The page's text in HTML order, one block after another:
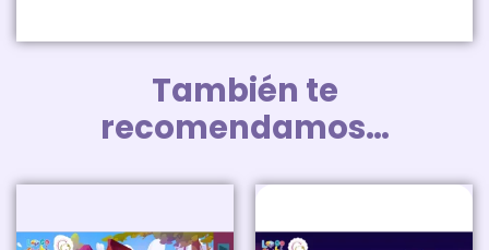
También te
recomendamos…